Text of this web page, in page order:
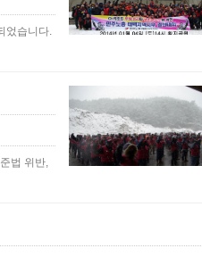
었습니다.
법 위반,